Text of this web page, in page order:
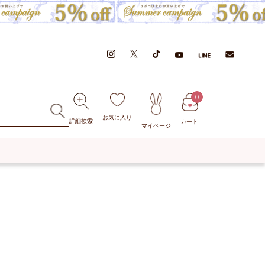
詳細検索
お気に入り
マイページ
カート
0